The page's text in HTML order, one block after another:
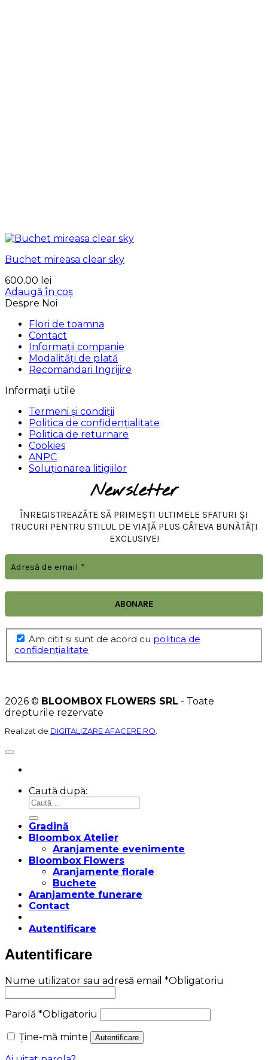
Buchet mireasa clear sky
600.00 lei
Adaugă în coș
Despre Noi
Flori de toamna
Contact
Informații companie
Modalități de plată
Recomandari Ingrijire
Informații utile
Termeni și condiții
Politica de confidențialitate
Politica de returnare
Cookies
ANPC
Soluționarea litigiilor
Newsletter
ÎNREGISTREAZĂTE SĂ PRIMEȘTI ULTIMELE SFATURI ȘI
TRUCURI PENTRU STILUL DE VIAȚĂ PLUS CÂTEVA BUNĂTĂȚI
EXCLUSIVE!
Am citit şi sunt de acord cu politica de
confidențialitate
2026 © BLOOMBOX FLOWERS SRL - Toate
drepturile rezervate
Realizat de DIGITALIZARE AFACERE.RO.
Caută după:
Gradină
Bloombox Atelier
Aranjamente evenimente
Bloombox Flowers
Aranjamente florale
Buchete
Aranjamente funerare
Contact
Autentificare
Autentificare
Nume utilizator sau adresă email *Obligatoriu
Parolă *Obligatoriu
Ține-mă minte
Autentificare